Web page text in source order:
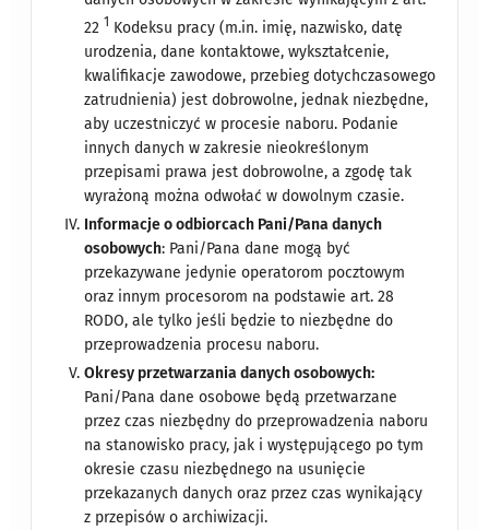
22 1 Kodeksu pracy (m.in. imię, nazwisko, datę
urodzenia, dane kontaktowe, wykształcenie,
kwalifikacje zawodowe, przebieg dotychczasowego
zatrudnienia) jest dobrowolne, jednak niezbędne,
aby uczestniczyć w procesie naboru. Podanie
innych danych w zakresie nieokreślonym
przepisami prawa jest dobrowolne, a zgodę tak
wyrażoną można odwołać w dowolnym czasie.
Informacje o odbiorcach Pani/Pana danych
osobowych: Pani/Pana dane mogą być
przekazywane jedynie operatorom pocztowym
oraz innym procesorom na podstawie art. 28
RODO, ale tylko jeśli będzie to niezbędne do
przeprowadzenia procesu naboru.
Okresy przetwarzania danych osobowych:
Pani/Pana dane osobowe będą przetwarzane
przez czas niezbędny do przeprowadzenia naboru
na stanowisko pracy, jak i występującego po tym
okresie czasu niezbędnego na usunięcie
przekazanych danych oraz przez czas wynikający
z przepisów o archiwizacji.